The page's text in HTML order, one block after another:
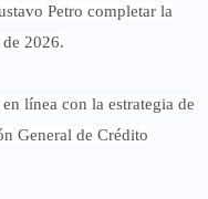
Petro completar la
2026.
línea con la estrategia de
General de Crédito